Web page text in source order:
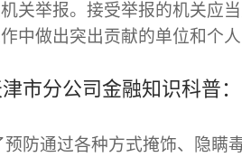
关举报。接受举报的机关应
中做出突出贡献的单位和个
市分公司金融知识科普
预防通过各种方式掩饰、隐瞒